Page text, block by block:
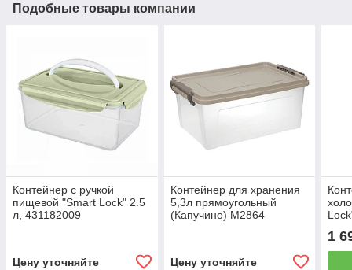
Подобные товары компании
Контейнер с ручкой
пищевой "Smart Lock" 2.5
л, 431182009
Цену уточняйте
Контейнер для хранения
5,3л прямоугольный
(Капучино) М2864
Цену уточняйте
1